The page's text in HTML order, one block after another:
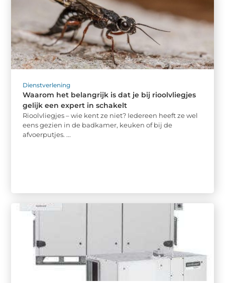
Dienstverlening
Waarom het belangrijk is dat je bij rioolvliegjes
gelijk een expert in schakelt
Rioolvliegjes – wie kent ze niet? Iedereen heeft ze wel
eens gezien in de badkamer, keuken of bij de
afvoerputjes. ...